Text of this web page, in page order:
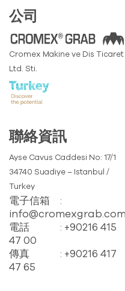
公司
Cromex Makine ve Dis Ticaret
Ltd. Sti.
聯絡資訊
Ayse Cavus Caddesi No: 17/1
34740 Suadiye – Istanbul /
Turkey
電子信箱
:
info@cromexgrab.com
電話
: +90216 415
47 00
傳真
: +90216 417
47 65